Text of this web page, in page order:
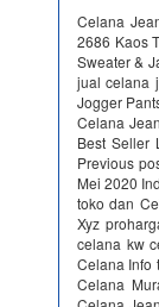
Celana
2686 Kaos
Sweater &
jual celana
Jogger
Celana
Best Seller
Previous
Mei 2020
toko dan
Xyz
celana kw
Celana Info
Celana